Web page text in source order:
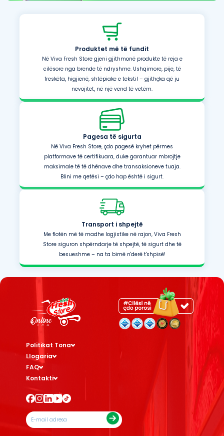
Produktet më të fundit
Në Viva Fresh Store gjeni gjithmonë produkte të reja e
cilësore nga brende të ndryshme. Ushqimore, pije, të
freskëta, higjienë, shtëpiake e tekstil – gjithçka që ju
nevojitet, në një vend të vetëm.
Pagesa të sigurta
Në Viva Fresh Store, çdo pagesë kryhet përmes
platformave të certifikuara, duke garantuar mbrojtje
maksimale të të dhënave dhe transaksioneve tuaja.
Blini me qetësi – çdo hap është i sigurt.
Transport i shpejtë
Me flotën më të madhe logjistike në rajon, Viva Fresh
Store siguron shpërndarje të shpejtë, të sigurt dhe të
besueshme – na ta bimë n'derë t'shpisë!
Politikat Tona
Llogaria
FAQ
Kontakti